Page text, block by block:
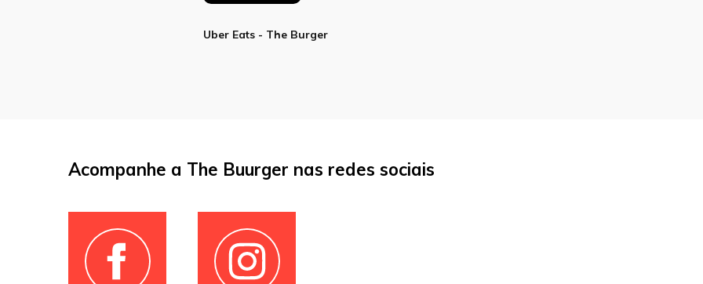
Uber Eats - The Burger
Acompanhe a The Buurger nas redes sociais